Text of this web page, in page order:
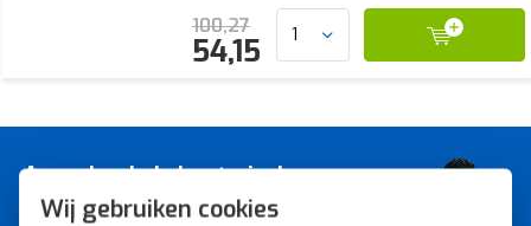
Wij gebruiken cookies
100,27
54,15
A-merk schakelmateriaal voor
de laagste prijs.